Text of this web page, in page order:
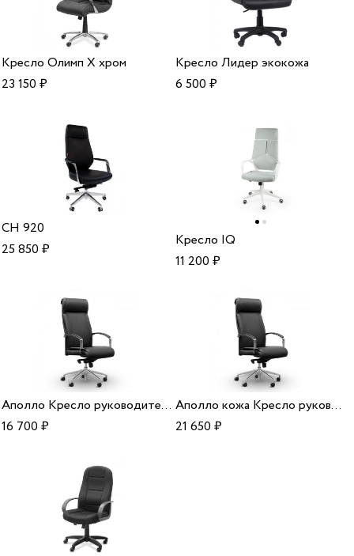
Кресло Олимп X хром
23 150₽
Кресло Лидер экокожа
6 500₽
CH 920
25 850₽
Кресло IQ
11 200₽
Аполло Кресло руководителя
16 700₽
Аполло кожа Кресло руководителя
21 650₽